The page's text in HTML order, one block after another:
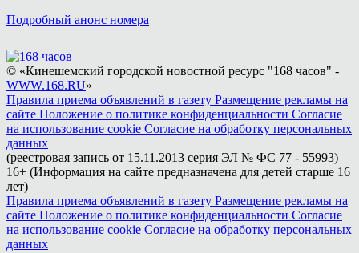
Подробный анонс номера
© «Кинешемский городской новостной ресурс "168 часов" -
WWW.168.RU»
Правила приема объявлений в газету Размещение рекламы на
сайте Положение о политике конфиденциальности Согласие
на использование cookie Согласие на обработку персональных
данных
(реестровая запись от 15.11.2013 серия ЭЛ № ФС 77 - 55993)
16+ (Информация на сайте предназначена для детей старше 16
лет)
Правила приема объявлений в газету Размещение рекламы на
сайте Положение о политике конфиденциальности Согласие
на использование cookie Согласие на обработку персональных
данных